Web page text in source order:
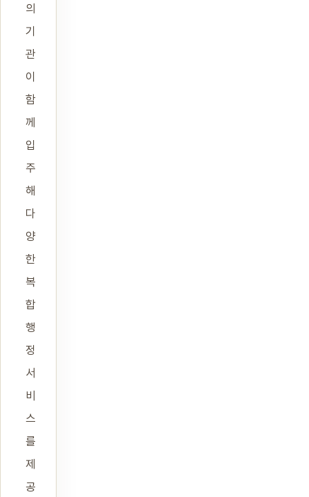
의
기
관
이
함
께
입
주
해
다
양
한
복
합
행
정
서
비
스
를
제
공